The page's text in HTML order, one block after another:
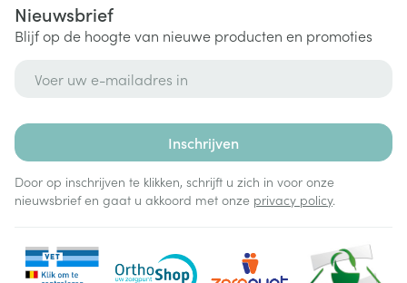
Nieuwsbrief
Blijf op de hoogte van nieuwe producten en promoties
Inschrijven
Door op inschrijven te klikken, schrijft u zich in voor onze
nieuwsbrief en gaat u akkoord met onze privacy policy.